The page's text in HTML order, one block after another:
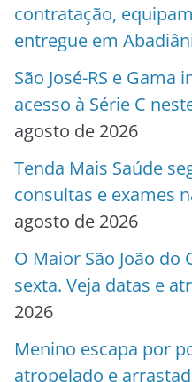
contratação,
entregue em
São José-RS e
acesso à Série C
agosto de 2026
Tenda Mais Saúde
consultas e exames
agosto de 2026
O Maior São João do
sexta. Veja datas e
2026
Menino escapa por
atropelado e